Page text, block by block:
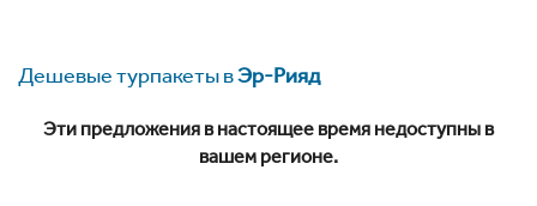
Дешевые турпакеты вЭр-Рияд
Эти предложения в настоящее время недоступны в
вашем регионе.